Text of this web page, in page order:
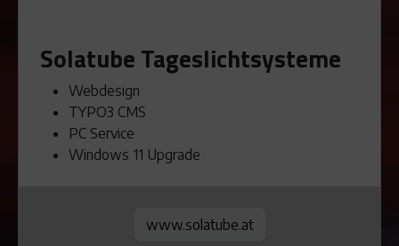
Solatube Tageslichtsysteme
Webdesign
TYPO3 CMS
PC Service
Windows 11 Upgrade
www.solatube.at